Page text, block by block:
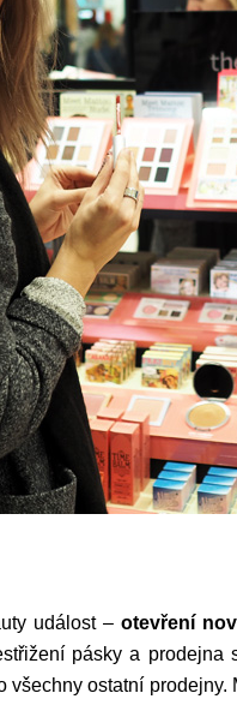
událost –otevření
pásky a
všechny ostatní prodejny.